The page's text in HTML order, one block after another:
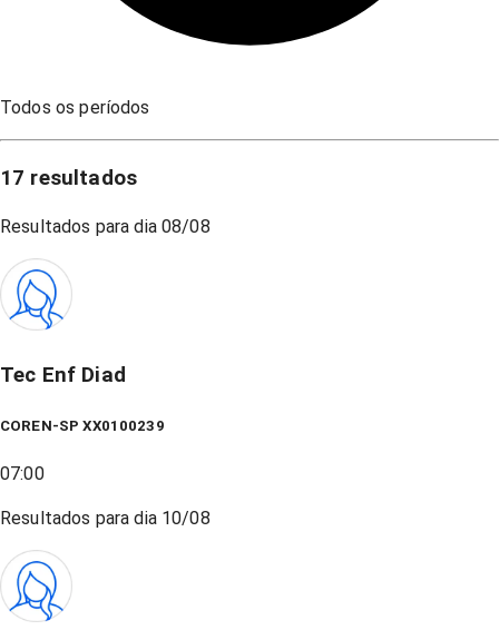
Todos os períodos
17 resultados
Resultados para dia08/08
Tec Enf Diad
COREN-SP XX0100239
07:00
Resultados para dia 10/08